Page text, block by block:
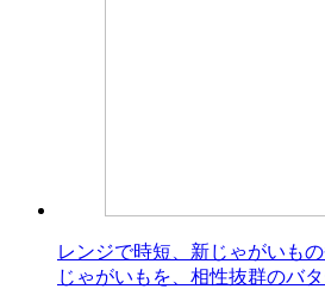
レンジで時短、新じゃがいも
じゃがいもを、相性抜群のバ